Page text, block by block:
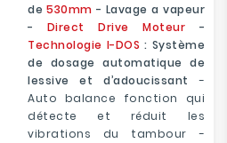
de530mm - Lavage a vapeur
- Direct Drive Moteur -
Technologie I-DOS : Système
de dosage automatique de
lessive et d’adoucissant -
Auto balance fonction qui
détecte et réduit les
vibrations du tambour -